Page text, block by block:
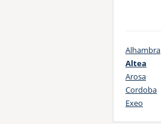
Alhambra
Altea
Arosa
Cordoba
Exeo